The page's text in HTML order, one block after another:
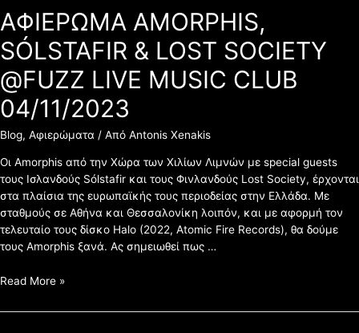
ΑΦΙΕΡΩΜΑ AMORPHIS,
SÓLSTAFIR & LOST SOCIETY
@FUZZ LIVE MUSIC CLUB
04/11/2023
Blog, Αφιερώματα / Από Antonis Xenakis
Οι Amorphis από την Χώρα των Χιλίων Λιμνών με special guests
τους Ισλανδούς Sólstafir και τους Φινλανδούς Lost Society, έρχονται
στα πλαίσια της ευρωπαϊκής τους περιοδείας στην Ελλάδα. Με
σταθμούς σε Αθήνα και Θεσσαλονίκη λοιπόν, και με αφορμή τον
τελευταίο τους δίσκο Halo (2022, Atomic Fire Records), θα δούμε
τους Amorphis ξανά. Ας σημειωθεί πως …
Read More »